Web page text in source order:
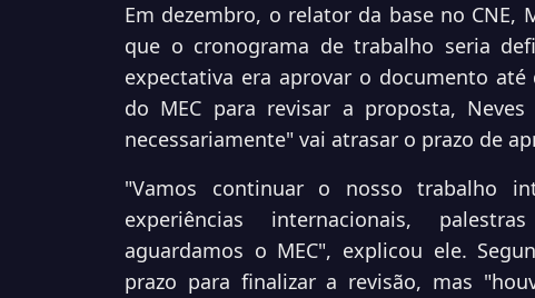
Em dezembro, o relator da base no CNE,
que o cronograma de trabalho seria
expectativa era aprovar o documento
do MEC para revisar a proposta,
necessariamente" vai atrasar o prazo de
"Vamos continuar o nosso trabalho
experiências internacionais,
aguardamos o MEC", explicou ele.
prazo para finalizar a revisão, mas